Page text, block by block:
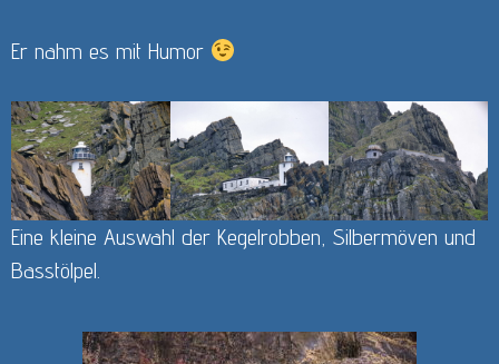
Er nahm es mit Humor
Eine kleine Auswahl der Kegelrobben, Silbermöven und
Basstölpel.